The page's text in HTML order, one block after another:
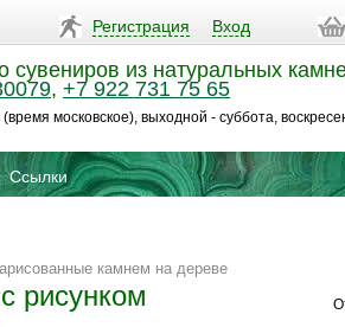
Регистрация Вход
сувениров из натуральных
, +7 922 731 75 65
московское), выходной - суббота,
Ссылки
камнем на дереве
рисунком